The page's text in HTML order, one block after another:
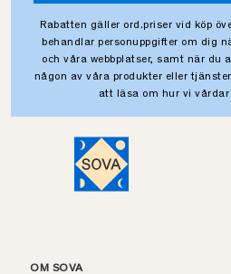
Rabatten gäller ord.priser vid köp
behandlar personuppgifter om dig
och våra webbplatser, samt när du
någon av våra produkter eller
att läsa om hur vi vårdar
OM SOVA